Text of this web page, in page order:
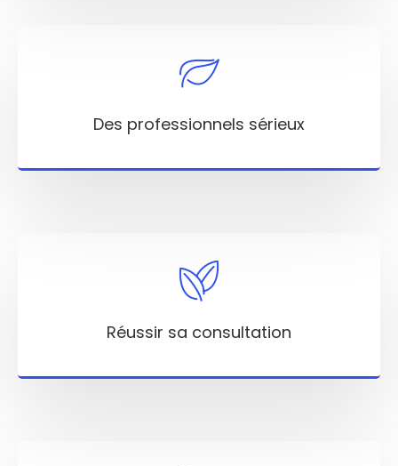
Des professionnels sérieux
Réussir sa consultation